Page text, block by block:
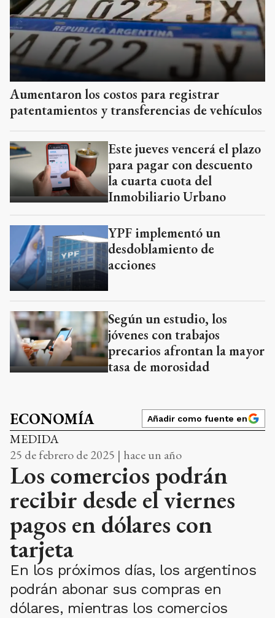
Aumentaron los costos para registrar
patentamientos y transferencias de vehículos
Este jueves vencerá el plazo
para pagar con descuento
la cuarta cuota del
Inmobiliario Urbano
YPF implementó un
desdoblamiento de
acciones
Según un estudio, los
jóvenes con trabajos
precarios afrontan la mayor
tasa de morosidad
ECONOMÍA Añadir como fuente en
MEDIDA
25 de febrero de 2025 | hace un año
Los comercios podrán
recibir desde el viernes
pagos en dólares con
tarjeta
En los próximos días, los argentinos
podrán abonar sus compras en
dólares, mientras los comercios